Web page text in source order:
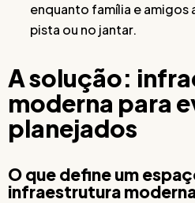
enquanto família e
pista ou no jantar.
A solução:
moderna para
planejados
O que define um
infraestrutura